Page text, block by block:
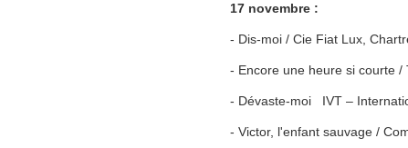
17 novembre :
- Dis-moi / Cie Fiat Lux,
- Encore une heure si courte
- Dévaste-moi IVT –
- Victor, l'enfant sauvage /